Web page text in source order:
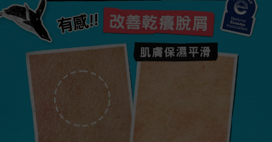
改善乾癢脫屑
肌膚保濕平滑